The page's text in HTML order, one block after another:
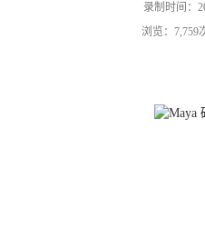
录制时间：
浏览：